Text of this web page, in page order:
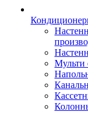
Мульти